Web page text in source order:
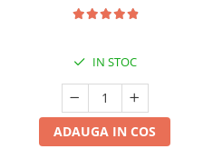
IN STOC
ADAUGA IN COS